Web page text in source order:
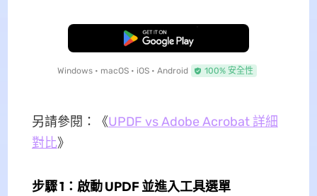
免費下載
Windows • macOS • iOS • Android 100% 安全性
另請參閱：《UPDF vs Adobe Acrobat 詳細
對比》
步驟 1：啟動 UPDF 並進入工具選單